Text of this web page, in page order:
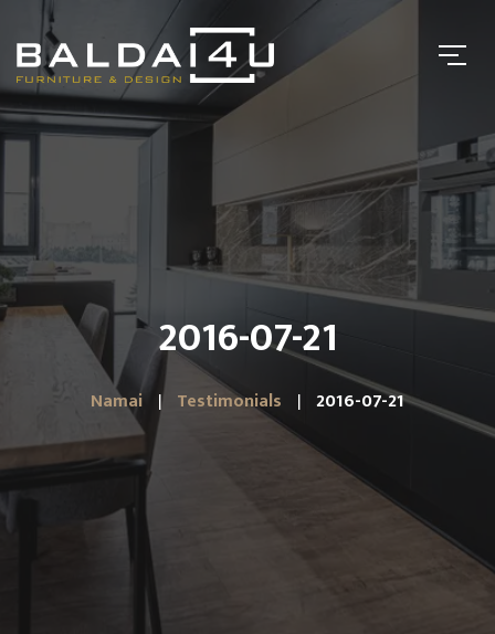
2016-07-21
Namai Testimonials 2016-07-21